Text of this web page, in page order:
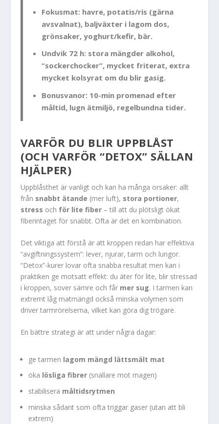
Fokusmat: havre, potatis/ris (gärna
avsvalnat), baljväxter i lagom dos,
grönsaker, yoghurt/kefir, bär.
Undvik 72 h: stora mängder alkohol,
“sockerchocker”, mycket friterat, extra
mycket kolsyrat om du blir gasig.
Bonusvanor: 10-min promenad efter
måltid, lugn ätmiljö, regelbundna tider.
VARFÖR DU BLIR UPPBLÅST
(OCH VARFÖR “DETOX” SÄLLAN
HJÄLPER)
Uppblåsthet är vanligt och kan ha många orsaker: allt
från snabbt ätande (mer luft), stora portioner,
stress och för lite fiber – till att du plötsligt ökat
fiberintaget för snabbt. Ofta är det en kombination.
Det viktiga att förstå är att kroppen redan har effektiva
“avgiftningssystem”: lever, njurar, tarm och lungor.
“Detox”-kurer lovar ofta snabba resultat men kan i
praktiken ge motsatt effekt: du äter för lite, blir stressad
i kroppen, sover sämre och får mer sug. I tarmen kan
extremt låg matmängd också minska volymen som
driver tarmrörelserna, vilket kan göra dig trögare.
En bättre strategi är att under några dagar:
ge tarmen lagom mängd lättsmält mat
öka lösliga fibrer (snällare mot magen)
stabilisera måltidsrytmen
minska sådant som ofta triggar gaser (utan att bli
extrem)